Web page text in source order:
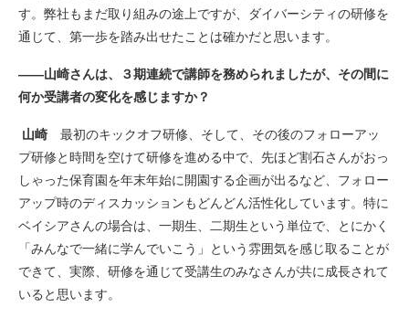
す。弊社もまだ取り組みの途上ですが、ダイバーシティの研修を
通じて、第一歩を踏み出せたことは確かだと思います。
――山崎さんは、３期連続で講師を務められましたが、その間に
何か受講者の変化を感じますか？
山崎 最初のキックオフ研修、そして、その後のフォローアッ
プ研修と時間を空けて研修を進める中で、先ほど割石さんがおっ
しゃった保育園を年末年始に開園する企画が出るなど、フォロー
アップ時のディスカッションもどんどん活性化しています。特に
ベイシアさんの場合は、一期生、二期生という単位で、とにかく
「みんなで一緒に学んでいこう」という雰囲気を感じ取ることが
できて、実際、研修を通じて受講生のみなさんが共に成長されて
いると思います。